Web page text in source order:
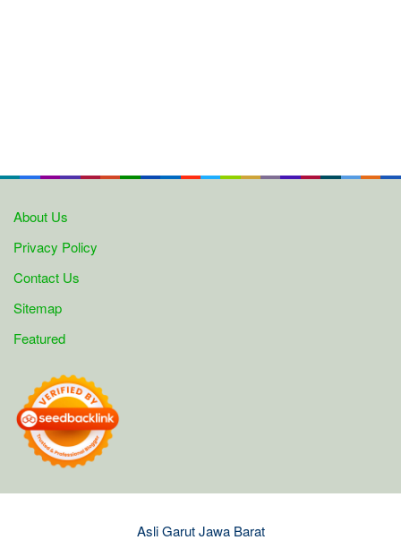
About Us
Privacy Policy
Contact Us
Sitemap
Featured
Asli Garut Jawa Barat